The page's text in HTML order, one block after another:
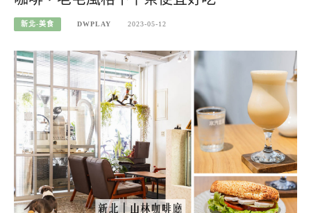
新北-美食 DWPLAY 2023-05-12